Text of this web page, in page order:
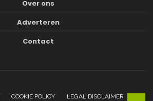
Over ons
Adverteren
Contact
COOKIE POLICY LEGAL DISCLAIMER